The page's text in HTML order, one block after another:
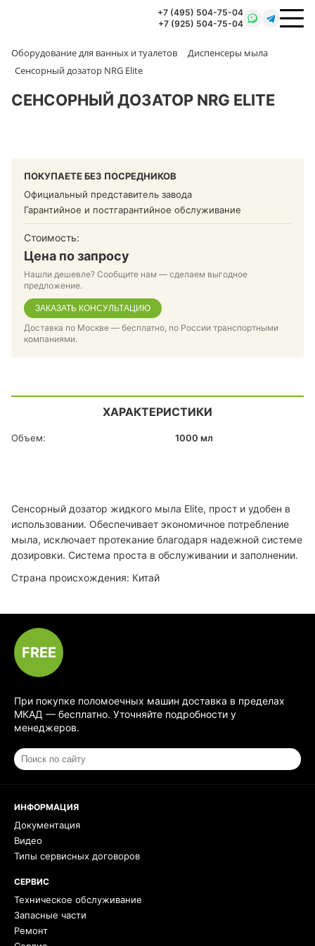
+7 (495) 504-75-04
+7 (925) 504-75-04
Оборудование для ванных и туалетов
Диспенсеры мыла
Сенсорный дозатор NRG Elite
СЕНСОРНЫЙ ДОЗАТОР NRG ELITE
ПОКУПАЕТЕ БЕЗ ПОСРЕДНИКОВ
Официальный представитель завода
Гарантийное и постгарантийное обслуживание
Стоимость:
Цена по запросу
Нашли дешевле? Сообщите нам — сделаем выгодное
предложение.
ЗАКАЗАТЬ КОНСУЛЬТАЦИЮ
Доставка по Москве — бесплатно, по России транспортными
компаниями.
ХАРАКТЕРИСТИКИ
Объем: 1000 мл
Сенсорный дозатор жидкого мыла Elite, прост и удобен в
использовании. Обеспечивает экономичное потребление
мыла, исключает протекание благодаря надежной системе
дозировки. Система проста в обслуживании и заполнении.
Страна происхождения: Китай
FREE
При покупке поломоечных машин доставка в пределах
МКАД — бесплатно. Уточняйте подробности у
менеджеров.
ИНФОРМАЦИЯ
Документация
Видео
Типы сервисных договоров
СЕРВИС
Техническое обслуживание
Запасные части
Ремонт